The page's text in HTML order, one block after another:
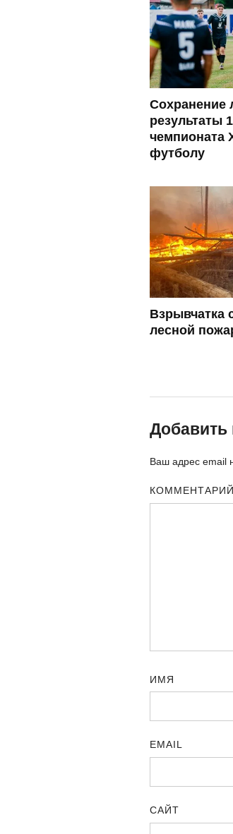
Сохранение
результаты
чемпионата
футболу
Взрывчатка
лесной
Добавить
Ваш адрес email
ИМЯ
EMAIL
САЙТ